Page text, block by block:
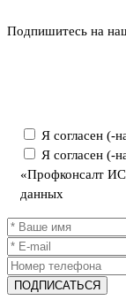
Подпишитесь на
Я согласен (-
Я согласен (-
«Профконсалт
данных